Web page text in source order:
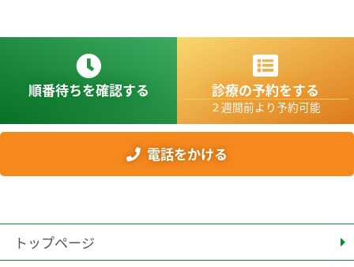
順番待ちを確認する 診療の予約をする
２週間前より予約可能
電話をかける
トップページ